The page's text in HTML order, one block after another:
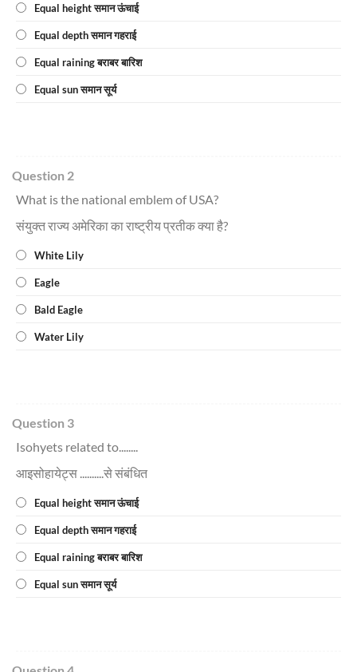
Equal height समान ऊंचाई
Equal depth समान गहराई
Equal raining बराबर बारिश
Equal sun समान सूर्य
Question 2
What is the national emblem of USA?
संयुक्त राज्य अमेरिका का राष्ट्रीय प्रतीक क्या है?
White Lily
Eagle
Bald Eagle
Water Lily
Question 3
Isohyets related to........
आइसोहायेट्स ..........से संबंधित
Equal height समान ऊंचाई
Equal depth समान गहराई
Equal raining बराबर बारिश
Equal sun समान सूर्य